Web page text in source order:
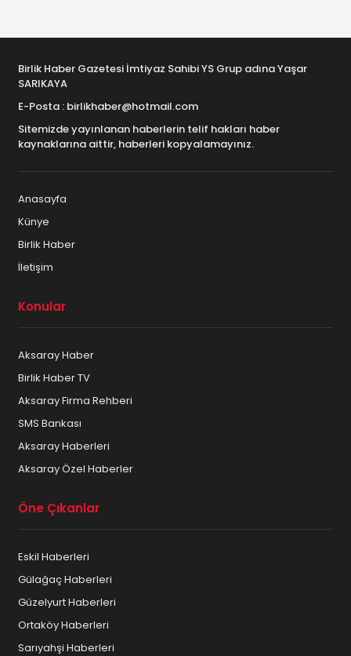
Birlik Haber Gazetesi İmtiyaz Sahibi YS Grup adına Yaşar
SARIKAYA
E-Posta : birlikhaber@hotmail.com
Sitemizde yayınlanan haberlerin telif hakları haber
kaynaklarına aittir, haberleri kopyalamayınız.
Anasayfa
Künye
Birlik Haber
İletişim
Konular
Aksaray Haber
Birlik Haber TV
Aksaray Firma Rehberi
SMS Bankası
Aksaray Haberleri
Aksaray Özel Haberler
Öne Çıkanlar
Eskil Haberleri
Gülağaç Haberleri
Güzelyurt Haberleri
Ortaköy Haberleri
Sarıyahşi Haberleri